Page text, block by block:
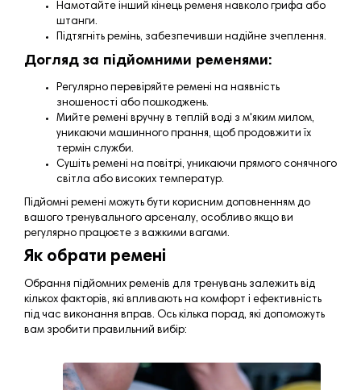
Намотайте інший кінець ременя навколо грифа або
штанги.
Підтягніть ремінь, забезпечивши надійне зчеплення.
Догляд за підйомними ременями:
Регулярно перевіряйте ремені на наявність
зношеності або пошкоджень.
Мийте ремені вручну в теплій воді з м'яким милом,
уникаючи машинного прання, щоб продовжити їх
термін служби.
Сушіть ремені на повітрі, уникаючи прямого сонячного
світла або високих температур.
Підйомні ремені можуть бути корисним доповненням до
вашого тренувального арсеналу, особливо якщо ви
регулярно працюєте з важкими вагами.
Як обрати ремені
Обрання підйомних ременів для тренувань залежить від
кількох факторів, які впливають на комфорт і ефективність
під час виконання вправ. Ось кілька порад, які допоможуть
вам зробити правильний вибір: